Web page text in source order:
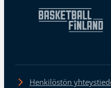
Henkilöstön